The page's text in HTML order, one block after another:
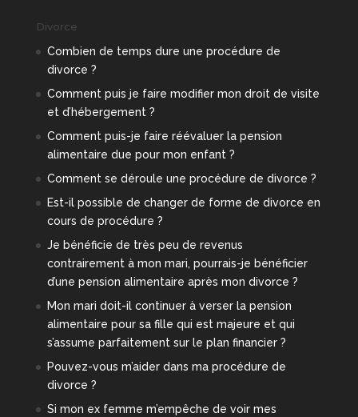
Divorce
Combien de temps dure une procédure de
divorce ?
Comment puis je faire modifier mon droit de visite
et d’hébergement ?
Comment puis-je faire réévaluer la pension
alimentaire due pour mon enfant ?
Comment se déroule une procédure de divorce ?
Est-il possible de changer de forme de divorce en
cours de procédure ?
Je bénéficie de très peu de revenus
contrairement à mon mari, pourrais-je bénéficier
d’une pension alimentaire après mon divorce ?
Mon mari doit-il continuer à verser la pension
alimentaire pour sa fille qui est majeure et qui
s’assume parfaitement sur le plan financier ?
Pouvez-vous m’aider dans ma procédure de
divorce ?
Si mon ex femme m’empêche de voir mes